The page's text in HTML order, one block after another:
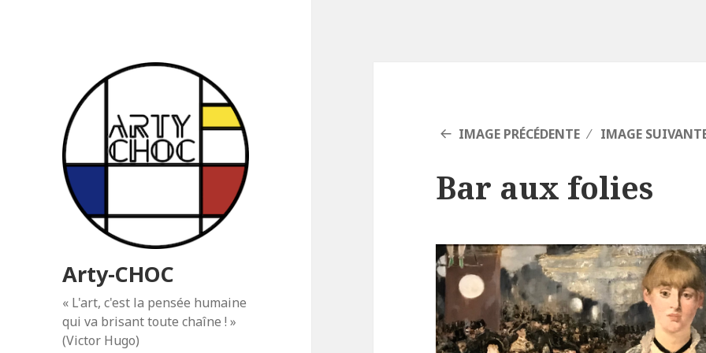
Arty-CHOC
« L'art, c'est la pensée humaine
qui va brisant toute chaîne ! »
(Victor Hugo)
IMAGE PRÉCÉDENTE IMAGE
Bar aux folies